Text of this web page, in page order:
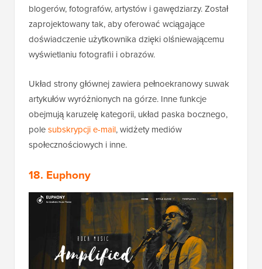
blogerów, fotografów, artystów i gawędziarzy. Został
zaprojektowany tak, aby oferować wciągające
doświadczenie użytkownika dzięki olśniewającemu
wyświetlaniu fotografii i obrazów.
Układ strony głównej zawiera pełnoekranowy suwak
artykułów wyróżnionych na górze. Inne funkcje
obejmują karuzelę kategorii, układ paska bocznego,
polesubskrypcji e-mail, widżety mediów
społecznościowych i inne.
18. Euphony